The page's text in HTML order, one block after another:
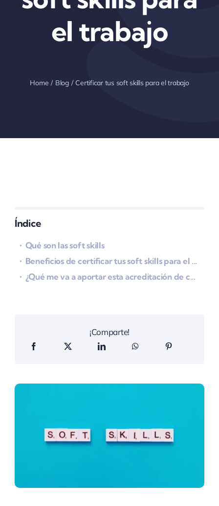
el trabajo
Home Blog Certificar tus soft skills para el trabajo
Índice
Qué son las soft skills
Beneficios de certificar tus soft skills para el trabajo
¿Qué me va a aportar esta acreditación de competencias?
¡Comparte!